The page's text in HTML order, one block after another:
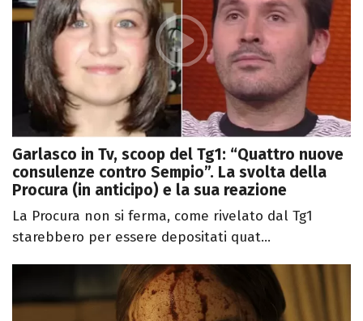
Garlasco in Tv, scoop del Tg1: “Quattro nuove
consulenze contro Sempio”. La svolta della
Procura (in anticipo) e la sua reazione
La Procura non si ferma, come rivelato dal Tg1
starebbero per essere depositati quat...